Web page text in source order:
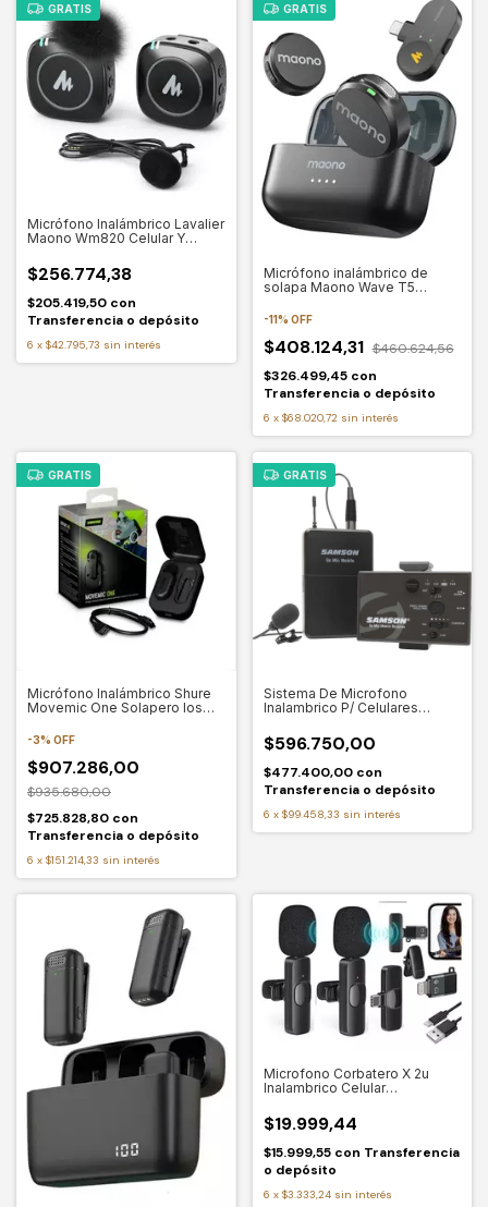
GRATIS
Micrófono Inalámbrico Lavalier
Maono Wm820 Celular Y
$256.774,38
$205.419,50 con
Transferencia o depósito
6 x $42.795,73 sin interés
GRATIS
Micrófono inalámbrico de
solapa Maono Wave T5
-11% OFF
$408.124,31 $460.624,56
$326.499,45 con
Transferencia o depósito
6 x $68.020,72 sin interés
GRATIS
Micrófono Inalámbrico Shure
Movemic One Solapero Ios
-3% OFF
$907.286,00
$935.680,00
$725.828,80 con
Transferencia o depósito
6 x $151.214,33 sin interés
GRATIS
Sistema De Microfono
Inalambrico P/ Celulares
$596.750,00
$477.400,00 con
Transferencia o depósito
6 x $99.458,33 sin interés
Microfono Corbatero X 2u
Inalambrico Celular
$19.999,44
$15.999,55 con Transferencia
o depósito
6 x $3.333,24 sin interés